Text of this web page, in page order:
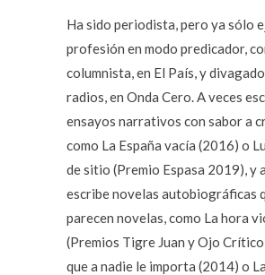
Ha sido periodista, pero ya sólo
profesión en modo predicador,
columnista, en El País, y
radios, en Onda Cero. A veces
ensayos narrativos con sabor a
como La España vacía (2016) o
de sitio (Premio Espasa 2019), y
escribe novelas autobiográficas
parecen novelas, como La hora
(Premios Tigre Juan y Ojo
que a nadie le importa (2014) o